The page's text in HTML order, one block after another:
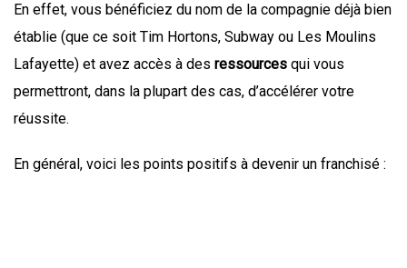
En effet, vous bénéficiez du nom de la compagnie déjà bien
établie (que ce soit Tim Hortons, Subway ou Les Moulins
Lafayette) et avez accès à des ressources qui vous
permettront, dans la plupart des cas, d’accélérer votre
réussite.
En général, voici les points positifs à devenir un franchisé :